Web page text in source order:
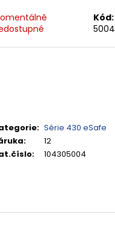
Kód:
5004
: Série 430 eSafe
:
12
: 104305004